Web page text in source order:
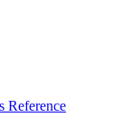
Reference